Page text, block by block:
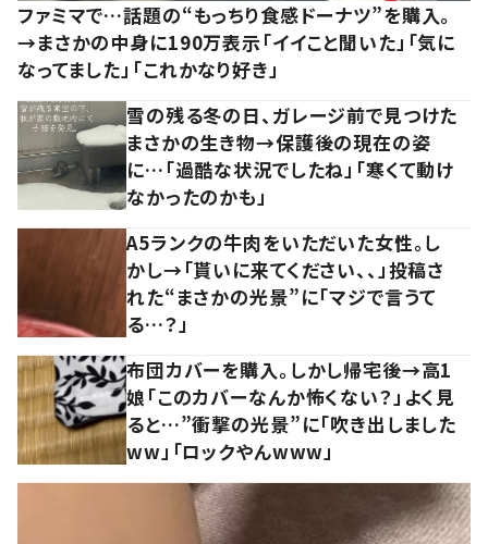
ファミマで…話題の“もっちり食感ドーナツ”を購入。
→まさかの中身に190万表示「イイこと聞いた」「気に
なってました」「これかなり好き」
雪の残る冬の日、ガレージ前で見つけた
まさかの生き物→保護後の現在の姿
に…「過酷な状況でしたね」「寒くて動け
なかったのかも」
A5ランクの牛肉をいただいた女性。し
かし→「貰いに来てください、、」投稿さ
れた“まさかの光景”に「マジで言うて
る…？」
布団カバーを購入。しかし帰宅後→高1
娘「このカバーなんか怖くない？」よく見
ると…”衝撃の光景”に「吹き出しました
ww」「ロックやんwww」